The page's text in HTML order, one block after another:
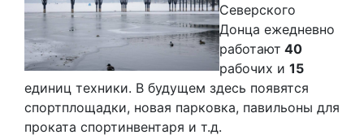
Северского
Донца ежедневно
работают 40
рабочих и 15
единиц техники. В будущем здесь появятся
спортплощадки, новая парковка, павильоны для
проката спортинвентаря и т.д.